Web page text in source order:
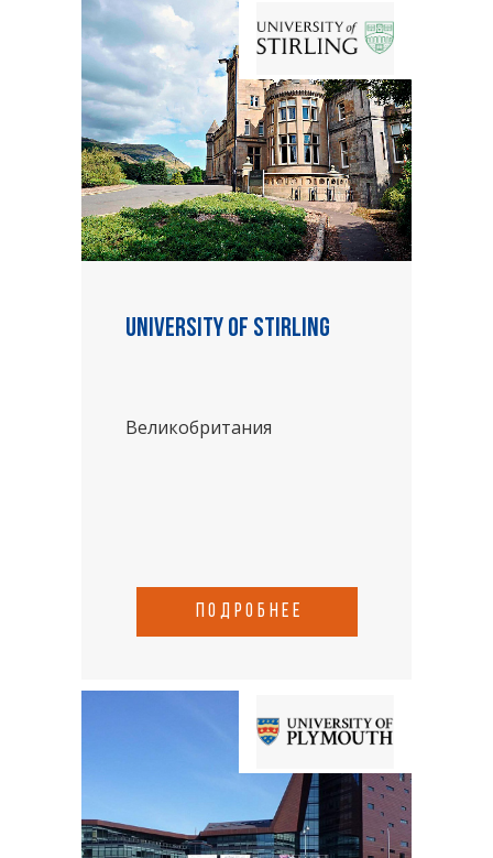
University of Stirling
Великобритания
подробнее